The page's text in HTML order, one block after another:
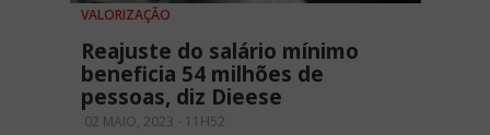
VALORIZAÇÃO
Reajuste do salário mínimo
beneficia 54 milhões de
pessoas, diz Dieese
02 MAIO, 2023 - 11H52